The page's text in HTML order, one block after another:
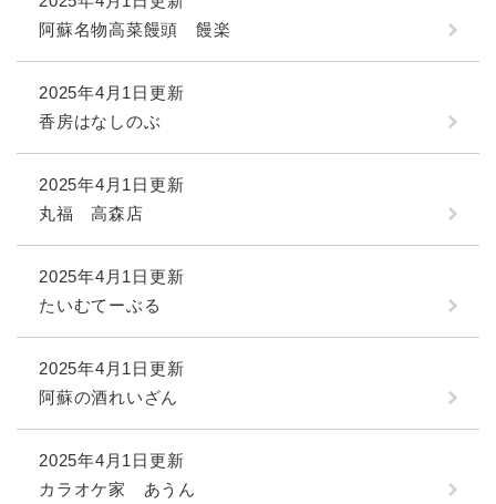
阿蘇名物高菜饅頭 饅楽
2025年4月1日更新
香房はなしのぶ
2025年4月1日更新
丸福 高森店
2025年4月1日更新
たいむてーぶる
2025年4月1日更新
阿蘇の酒れいざん
2025年4月1日更新
カラオケ家 あうん